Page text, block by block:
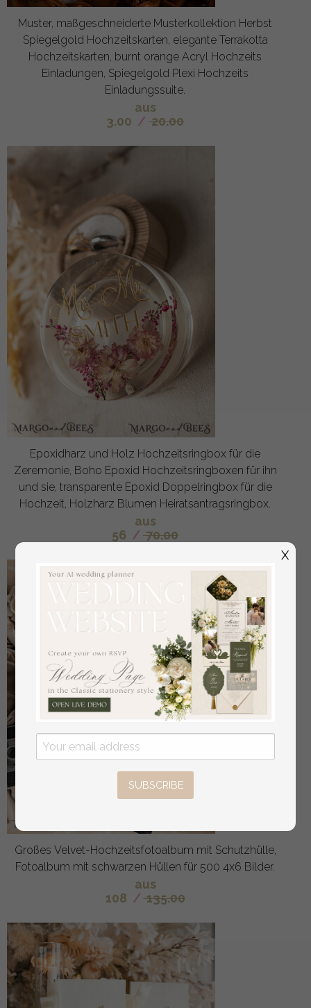
Muster, maßgeschneiderte Musterkollektion Herbst
Spiegelgold Hochzeitskarten, elegante Terrakotta
Hochzeitskarten, burnt orange Acryl Hochzeits
Einladungen, Spiegelgold Plexi Hochzeits
Einladungssuite.
aus
3.00 / 20.00
Epoxidharz und Holz Hochzeitsringbox für die
Zeremonie, Boho Epoxid Hochzeitsringboxen für ihn
und sie, transparente Epoxid Doppelringbox für die
Hochzeit, Holzharz Blumen Heiratsantragsringbox.
aus
56 / 70.00
Großes Velvet-Hochzeitsfotoalbum mit Schutzhülle,
Fotoalbum mit schwarzen Hüllen für 500 4x6 Bilder.
aus
108 / 135.00
SUBSCRIBE
X